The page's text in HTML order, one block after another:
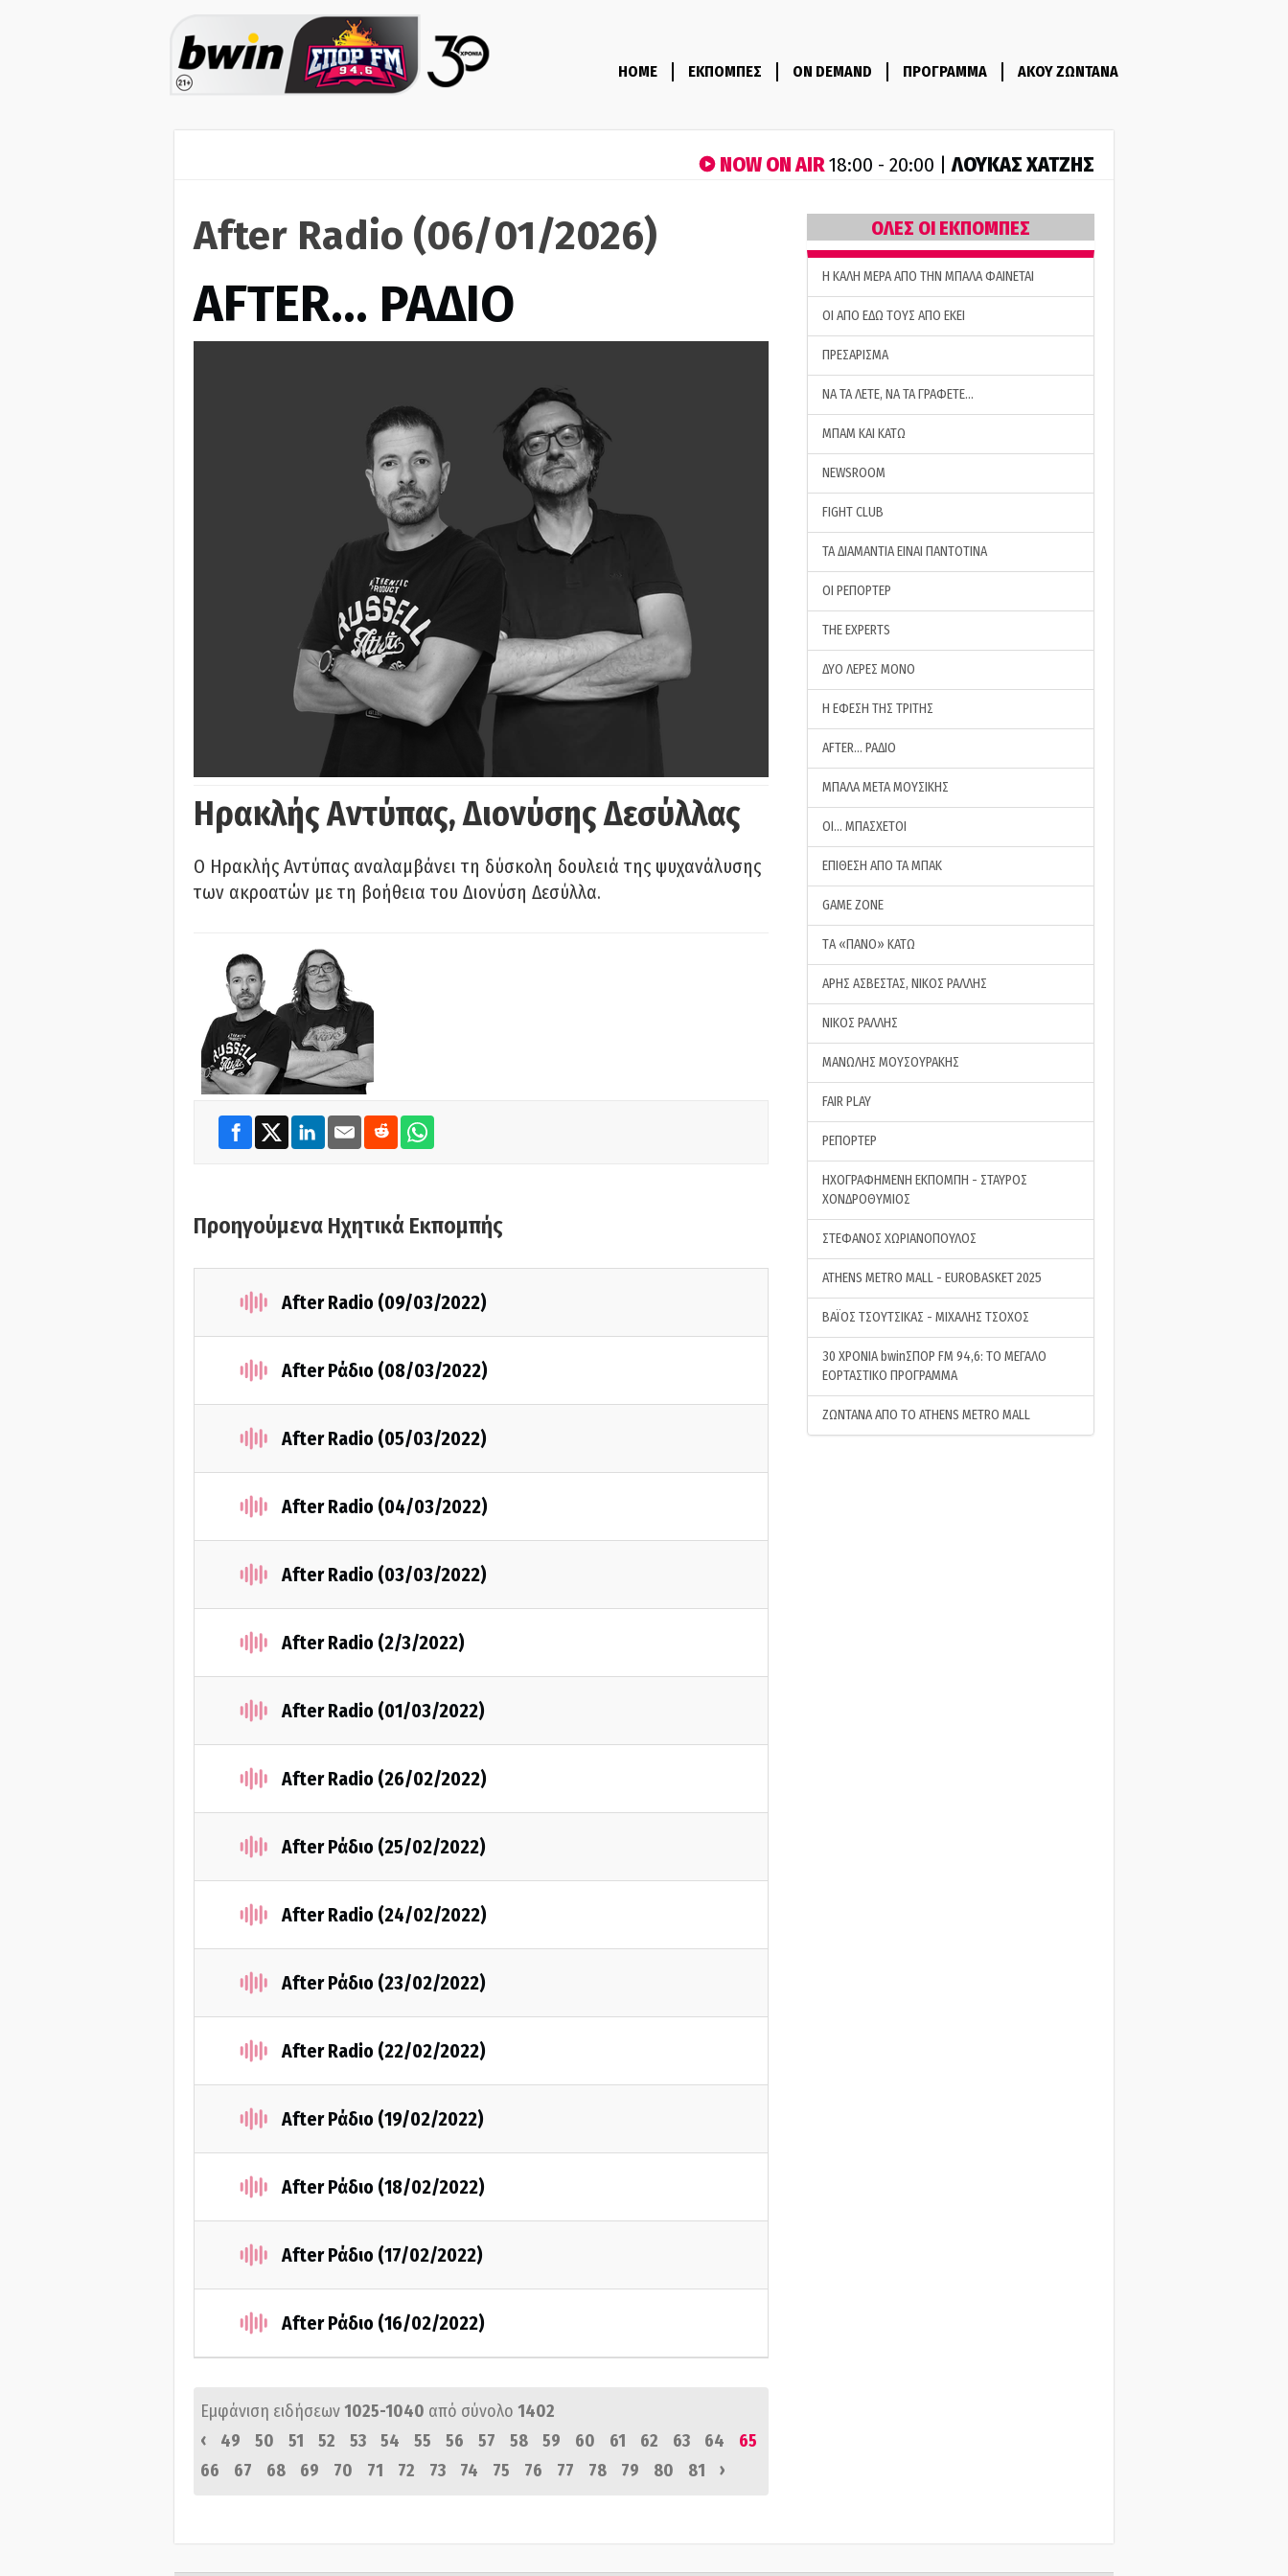
HOME ΕΚΠΟΜΠΕΣ ON DEMAND ΠΡΟΓΡΑΜΜΑ ΑΚΟΥ ΖΩΝΤΑΝΑ
NOW ON AIR18:00 - 20:00 |ΛΟΥΚΑΣ ΧΑΤΖΗΣ
After Radio (06/01/2026)
AFTER… ΡΑΔΙΟ
Ηρακλής Αντύπας, Διονύσης Δεσύλλας
Ο Ηρακλής Αντύπας αναλαμβάνει τη δύσκολη δουλειά της ψυχανάλυσης
των ακροατών με τη βοήθεια του Διονύση Δεσύλλα.
Προηγούμενα Ηχητικά Εκπομπής
After Radio (09/03/2022)
After Ράδιο (08/03/2022)
After Radio (05/03/2022)
After Radio (04/03/2022)
After Radio (03/03/2022)
After Radio (2/3/2022)
After Radio (01/03/2022)
After Radio (26/02/2022)
After Ράδιο (25/02/2022)
After Radio (24/02/2022)
After Ράδιο (23/02/2022)
After Radio (22/02/2022)
After Ράδιο (19/02/2022)
After Ράδιο (18/02/2022)
After Ράδιο (17/02/2022)
After Ράδιο (16/02/2022)
Εμφάνιση ειδήσεων1025-1040 από σύνολο 1402
‹
49 50 51 52 53 54 55 56 57 58 59 60 61 62 63 64
65
66
67 68 69 70 71 72 73 74 75 76 77 78 79 80 81 ›
ΟΛΕΣ ΟΙ ΕΚΠΟΜΠΕΣ
H ΚΑΛΗ ΜΕΡΑ ΑΠΟ ΤΗΝ ΜΠΑΛΑ ΦΑΙΝΕΤΑΙ
ΟΙ ΑΠΟ ΕΔΩ ΤΟΥΣ ΑΠΟ ΕΚΕΙ
ΠΡΕΣΑΡΙΣΜΑ
ΝΑ ΤΑ ΛΕΤΕ, ΝΑ ΤΑ ΓΡΑΦΕΤΕ…
ΜΠΑΜ ΚΑΙ ΚΑΤΩ
NEWSROOM
FIGHT CLUB
ΤΑ ΔΙΑΜΑΝΤΙΑ ΕΙΝΑΙ ΠΑΝΤΟΤΙΝΑ
ΟΙ ΡΕΠΟΡΤΕΡ
THE EXPERTS
ΔΥΟ ΛΕΡΕΣ ΜΟΝΟ
Η ΕΦΕΣΗ ΤΗΣ ΤΡΙΤΗΣ
AFTER… ΡΑΔΙΟ
ΜΠΑΛΑ ΜΕΤΑ ΜΟΥΣΙΚΗΣ
ΟΙ… ΜΠΑΣΧΕΤΟΙ
ΕΠΙΘΕΣΗ ΑΠΟ ΤΑ ΜΠΑΚ
GAME ZONE
ΤA «ΠΑΝΟ» ΚΑΤΩ
ΑΡΗΣ ΑΣΒΕΣΤΑΣ, ΝΙΚΟΣ ΡΑΛΛΗΣ
ΝΙΚΟΣ ΡΑΛΛΗΣ
ΜΑΝΩΛΗΣ ΜΟΥΣΟΥΡΑΚΗΣ
FAIR PLAY
ΡΕΠΟΡΤΕΡ
ΗΧΟΓΡΑΦΗΜΕΝΗ ΕΚΠΟΜΠΗ - ΣΤΑΥΡΟΣ
ΧΟΝΔΡΟΘΥΜΙΟΣ
ΣΤΕΦΑΝΟΣ ΧΩΡΙΑΝΟΠΟΥΛΟΣ
ATHENS METRO MALL - EUROBASKET 2025
ΒΑΪΟΣ ΤΣΟΥΤΣΙΚΑΣ - ΜΙΧΑΛΗΣ ΤΣΟΧΟΣ
30 ΧΡΟΝΙΑ bwinΣΠΟΡ FM 94,6: ΤΟ ΜΕΓΑΛΟ
ΕΟΡΤΑΣΤΙΚΟ ΠΡΟΓΡΑΜΜΑ
ΖΩΝΤΑΝΑ ΑΠΟ ΤΟ ATHENS METRO MALL